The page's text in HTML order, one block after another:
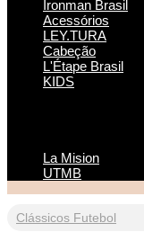
Ironman Brasil
Acessórios
LEY.TURA
Cabeção
L'Étape Brasil
KIDS
La Mision
UTMB
Clássicos Futebol